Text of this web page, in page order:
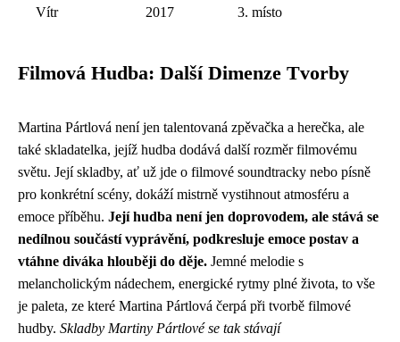
Vítr 2017 3. místo
Filmová Hudba: Další Dimenze Tvorby
Martina Pártlová není jen talentovaná zpěvačka a herečka, ale
také skladatelka, jejíž hudba dodává další rozměr filmovému
světu. Její skladby, ať už jde o filmové soundtracky nebo písně
pro konkrétní scény, dokáží mistrně vystihnout atmosféru a
emoce příběhu. Její hudba není jen doprovodem, ale stává se
nedílnou součástí vyprávění, podkresluje emoce postav a
vtáhne diváka hlouběji do děje. Jemné melodie s
melancholickým nádechem, energické rytmy plné života, to vše
je paleta, ze které Martina Pártlová čerpá při tvorbě filmové
hudby. Skladby Martiny Pártlové se tak stávají